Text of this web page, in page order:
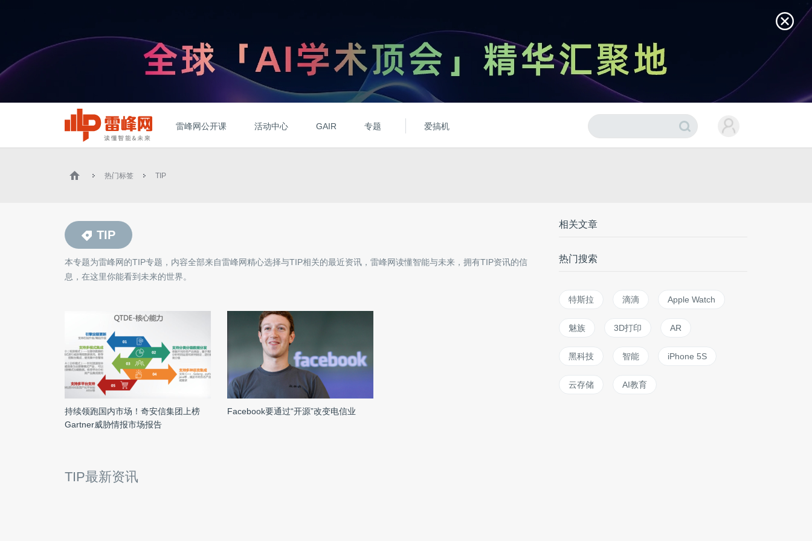
雷峰网公开课 活动中心 GAIR 专题 爱搞机
热门标签 TIP
TIP
本专题为雷峰网的TIP专题，内容全部来自雷峰网精心选择与TIP相关的最近资讯，雷峰网读懂智能与未来，拥有TIP资讯的信
息，在这里你能看到未来的世界。
持续领跑国内市场！奇安信集团上榜
Gartner威胁情报市场报告
Facebook要通过“开源”改变电信业
TIP最新资讯
相关文章
热门搜索
特斯拉 滴滴 Apple Watch
魅族 3D打印 AR
黑科技 智能 iPhone 5S
云存储 AI教育